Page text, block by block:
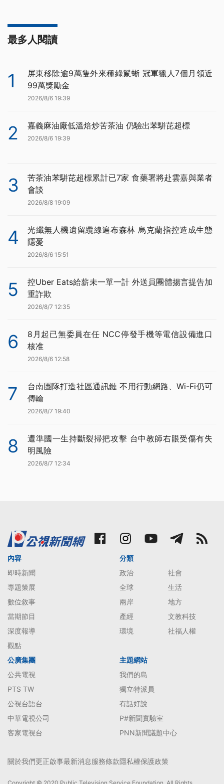
最多人閱讀
1
屏東移除逾9萬隻外來種綠鬣蜥 冠軍獵人7個月領近
99萬獎勵金
2026/8/6 19:39
2 嘉義麻油廠低溫焙炒苦茶油 仍驗出苯駢芘超標
2026/8/6 19:39
3
苦茶油苯駢芘超標累計已7家 食藥署將赴雲嘉與業者
會談
2026/8/8 19:09
4
光纖無人機遺留纜線遍布森林 烏克蘭指控造成生態
隱憂
2026/8/6 15:51
5
控Uber Eats給薪未一單一計 外送員團體揚言提告加
重詐欺
2026/8/7 12:35
6
8月起已無委員在任 NCC停發手機等電信設備進口
核准
2026/8/6 12:58
7
台南團隊打造社區通訊鏈 不用行動網路、Wi-Fi仍可
傳輸
2026/8/7 19:40
8
遭準國一生持斷裂掃把攻擊 台中教師右眼受傷有失
明風險
2026/8/7 12:34
內容
即時新聞
專題策展
數位敘事
當期節目
深度報導
觀點
分類
政治
社會
全球
生活
兩岸
地方
產經
文教科技
環境
社福人權
公廣集團
公共電視
PTS TW
公視台語台
中華電視公司
客家電視台
主題網站
我們的島
獨立特派員
有話好說
P#新聞實驗室
PNN新聞議題中心
關於我們更正啟事最新消息服務條款隱私權保護政策